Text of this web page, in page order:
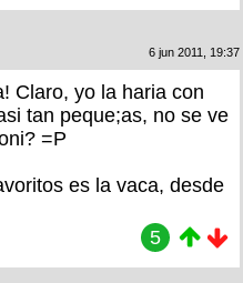
6 jun 2011, 19:37
Claro, yo la haria con
tan peque;as, no se ve
=P
es la vaca, desde
5